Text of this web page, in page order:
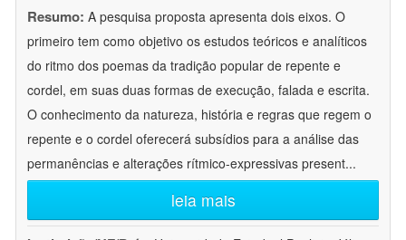
Resumo: A pesquisa proposta apresenta dois eixos. O
primeiro tem como objetivo os estudos teóricos e analíticos
do ritmo dos poemas da tradição popular de repente e
cordel, em suas duas formas de execução, falada e escrita.
O conhecimento da natureza, história e regras que regem o
repente e o cordel oferecerá subsídios para a análise das
permanências e alterações rítmico-expressivas present...
leia mais